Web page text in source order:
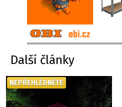
Další články
NEPŘEHLÉDNĚTE